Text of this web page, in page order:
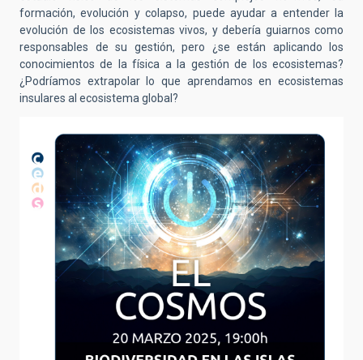
formación, evolución y colapso, puede ayudar a entender la
evolución de los ecosistemas vivos, y debería guiarnos como
responsables de su gestión, pero ¿se están aplicando los
conocimientos de la física a la gestión de los ecosistemas?
¿Podríamos extrapolar lo que aprendamos en ecosistemas
insulares al ecosistema global?